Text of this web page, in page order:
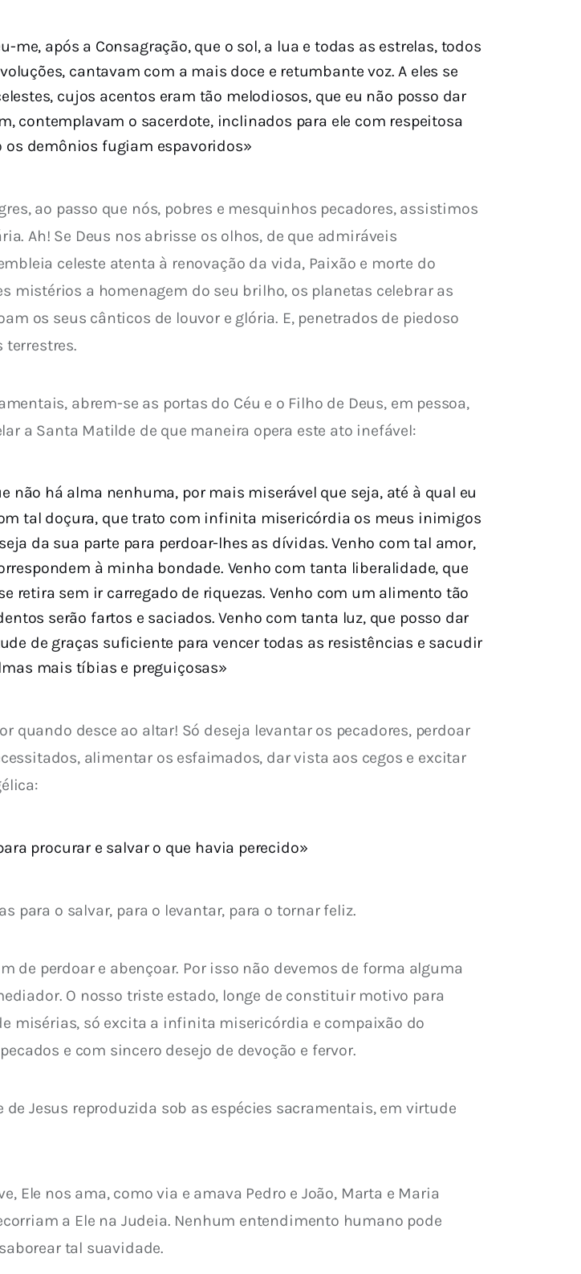
após a Consagração, que o sol, a lua e todas as estrelas, todos
cantavam com a mais doce e retumbante voz. A eles se
cujos acentos eram tão melodiosos, que eu não posso dar
contemplavam o sacerdote, inclinados para ele com respeitosa
os demônios fugiam espavoridos»
ao passo que nós, pobres e mesquinhos pecadores, assistimos
Ah! Se Deus nos abrisse os olhos, de que admiráveis
celeste atenta à renovação da vida, Paixão e morte do
mistérios a homenagem do seu brilho, os planetas celebrar as
os seus cânticos de louvor e glória. E, penetrados de piedoso
terrestres.
abrem-se as portas do Céu e o Filho de Deus, em pessoa,
a Santa Matilde de que maneira opera este ato inefável:
não há alma nenhuma, por mais miserável que seja, até à qual eu
tal doçura, que trato com infinita misericórdia os meus inimigos
da sua parte para perdoar-lhes as dívidas. Venho com tal amor,
à minha bondade. Venho com tanta liberalidade, que
retira sem ir carregado de riquezas. Venho com um alimento tão
serão fartos e saciados. Venho com tanta luz, que posso dar
de graças suficiente para vencer todas as resistências e sacudir
mais tíbias e preguiçosas»
quando desce ao altar! Só deseja levantar os pecadores, perdoar
alimentar os esfaimados, dar vista aos cegos e excitar
procurar e salvar o que havia perecido»
para o salvar, para o levantar, para o tornar feliz.
de perdoar e abençoar. Por isso não devemos de forma alguma
O nosso triste estado, longe de constituir motivo para
misérias, só excita a infinita misericórdia e compaixão do
e com sincero desejo de devoção e fervor.
Jesus reproduzida sob as espécies sacramentais, em virtude
Ele nos ama, como via e amava Pedro e João, Marta e Maria
a Ele na Judeia. Nenhum entendimento humano pode
tal suavidade.